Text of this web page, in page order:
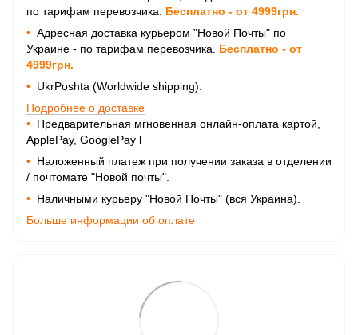
по тарифам перевозчика. Бесплатно - от 4999грн.
• Адресная доставка курьером "Новой Почты" по
Украине - по тарифам перевозчика. Бесплатно - от
4999грн.
• UkrPoshta (Worldwide shipping).
Подробнее о доставке
• Предварительная мгновенная онлайн-оплата картой,
ApplePay, GooglePay l
• Наложенный платеж при получении заказа в отделении
/ почтомате "Новой почты".
• Наличными курьеру "Новой Почты" (вся Украина).
Больше информации об оплате